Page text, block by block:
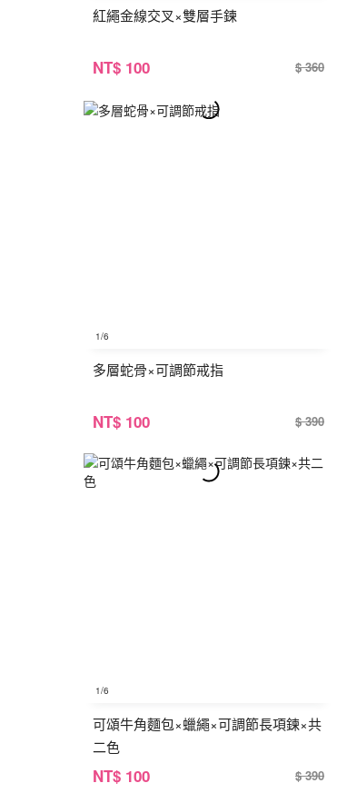
紅繩金線交叉×雙層手鍊
NT$ 100 $ 360
1/6
多層蛇骨×可調節戒指
NT$ 100 $ 390
1/6
可頌牛角麵包×蠟繩×可調節長項鍊×共
二色
NT$ 100 $ 390